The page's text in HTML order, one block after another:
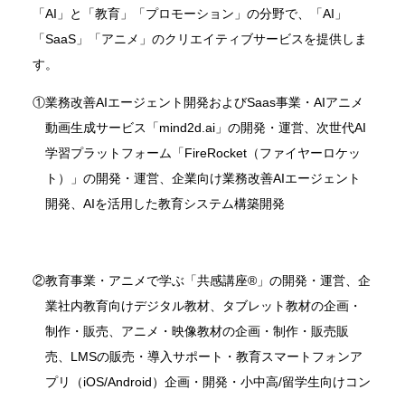
「AI」と「教育」「プロモーション」の分野で、「AI」
「SaaS」「アニメ」のクリエイティブサービスを提供しま
す。
①業務改善AIエージェント開発およびSaas事業・AIアニメ
動画生成サービス「mind2d.ai」の開発・運営、次世代AI
学習プラットフォーム「FireRocket（ファイヤーロケッ
ト）」の開発・運営、企業向け業務改善AIエージェント
開発、AIを活用した教育システム構築開発
②教育事業・アニメで学ぶ「共感講座®」の開発・運営、企
業社内教育向けデジタル教材、タブレット教材の企画・
制作・販売、アニメ・映像教材の企画・制作・販売販
売、LMSの販売・導入サポート・教育スマートフォンア
プリ（iOS/Android）企画・開発・小中高/留学生向けコン